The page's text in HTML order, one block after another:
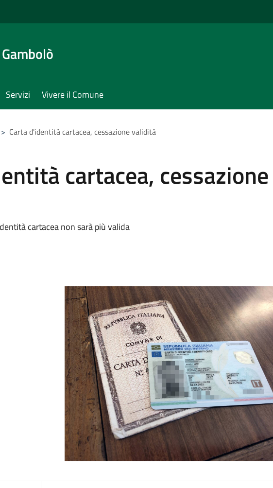
Servizi Vivere il Comune
> Carta d'identità cartacea, cessazione validità
cartacea, cessazione
cartacea non sarà più valida